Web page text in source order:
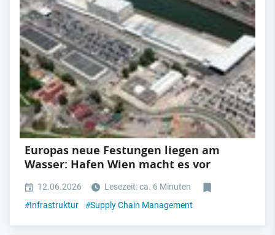
Europas neue Festungen liegen am
Wasser: Hafen Wien macht es vor
12.06.2026
Lesezeit: ca. 6 Minuten
#Infrastruktur #Supply Chain Management